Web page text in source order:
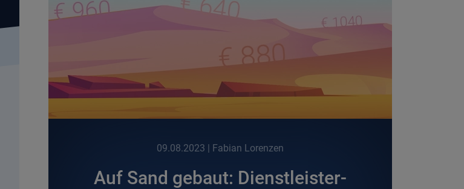
09.08.2023 | Fabian Lorenzen
Auf Sand gebaut: Dienstleister-